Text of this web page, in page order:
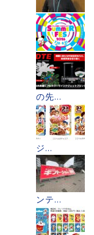
の先...
ジ...
ンテ...